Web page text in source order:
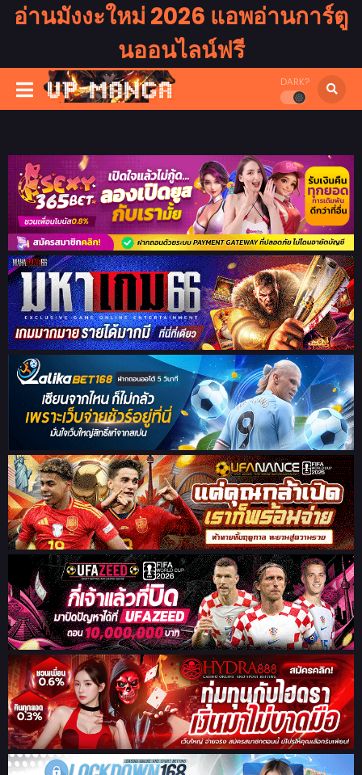
อ่านมังงะใหม่ 2026 แอพอ่านการ์ตู
นออนไลน์ฟรี
DARK?